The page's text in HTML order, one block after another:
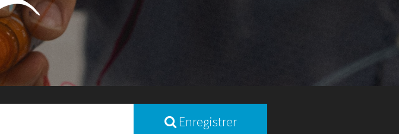
Enregistrer